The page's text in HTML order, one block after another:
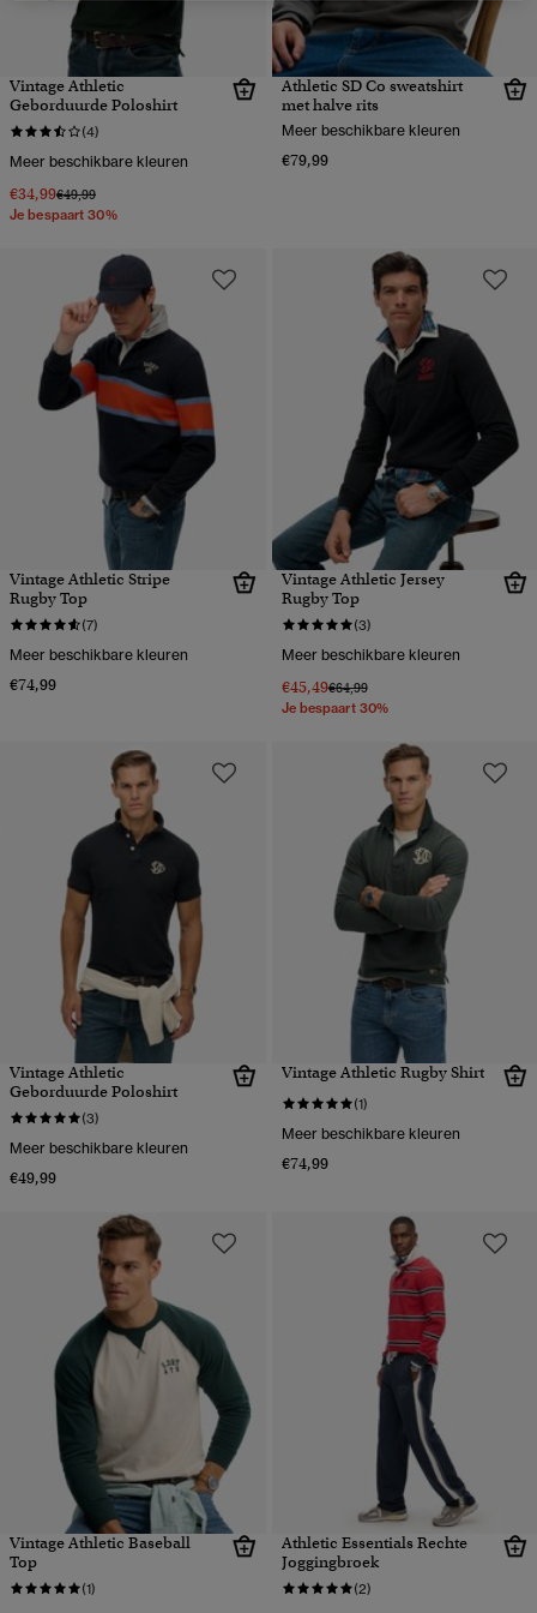
Vintage Athletic
Geborduurde Poloshirt
(4)
Meer beschikbare kleuren
€34,99Prijs verlaagd van
€49,99naar
Je bespaart 30%
Athletic SD Co sweatshirt
met halve rits
Meer beschikbare kleuren
€79,99
Vintage Athletic Stripe
Rugby Top
(7)
Meer beschikbare kleuren
€74,99
Vintage Athletic Jersey
Rugby Top
(3)
Meer beschikbare kleuren
€45,49Prijs verlaagd van
€64,99naar
Je bespaart 30%
Vintage Athletic
Geborduurde Poloshirt
(3)
Meer beschikbare kleuren
€49,99
Vintage Athletic Rugby Shirt
(1)
Meer beschikbare kleuren
€74,99
Vintage Athletic Baseball
Top
(1)
Athletic Essentials Rechte
Joggingbroek
(2)